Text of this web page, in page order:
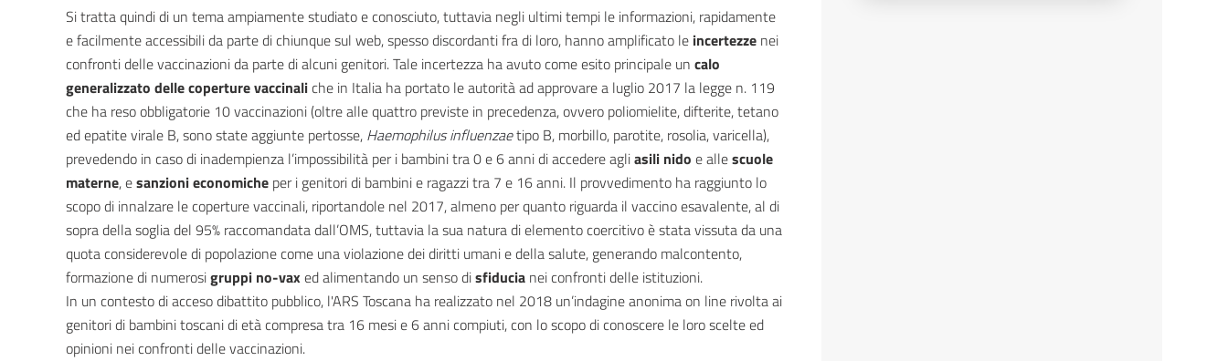
Si tratta quindi di un tema ampiamente studiato e conosciuto, tuttavia negli ultimi tempi le informazioni, rapidamente
e facilmente accessibili da parte di chiunque sul web, spesso discordanti fra di loro, hanno amplificato le incertezze nei
confronti delle vaccinazioni da parte di alcuni genitori. Tale incertezza ha avuto come esito principale un calo
generalizzato delle coperture vaccinaliche in Italia ha portato le autorità ad approvare a luglio 2017 la legge n. 119
che ha reso obbligatorie 10 vaccinazioni (oltre alle quattro previste in precedenza, ovvero poliomielite, difterite, tetano
ed epatite virale B, sono state aggiunte pertosse, Haemophilus influenzaetipo B, morbillo, parotite, rosolia, varicella),
prevedendo in caso di inadempienza l’impossibilità per i bambini tra 0 e 6 anni di accedere agliasili nido e allescuole
materne, esanzioni economiche per i genitori di bambini e ragazzi tra 7 e 16 anni. Il provvedimento ha raggiunto lo
scopo di innalzare le coperture vaccinali, riportandole nel 2017, almeno per quanto riguarda il vaccino esavalente, al di
sopra della soglia del 95% raccomandata dall’OMS, tuttavia la sua natura di elemento coercitivo è stata vissuta da una
quota considerevole di popolazione come una violazione dei diritti umani e della salute, generando malcontento,
formazione di numerosigruppi no-vaxed alimentando un senso disfiducia nei confronti delle istituzioni.
In un contesto di acceso dibattito pubblico, l'ARS Toscana ha realizzato nel 2018 un’indagine anonima on line rivolta ai
genitori di bambini toscani di età compresa tra 16 mesi e 6 anni compiuti, con lo scopo di conoscere le loro scelte ed
opinioni nei confronti delle vaccinazioni.